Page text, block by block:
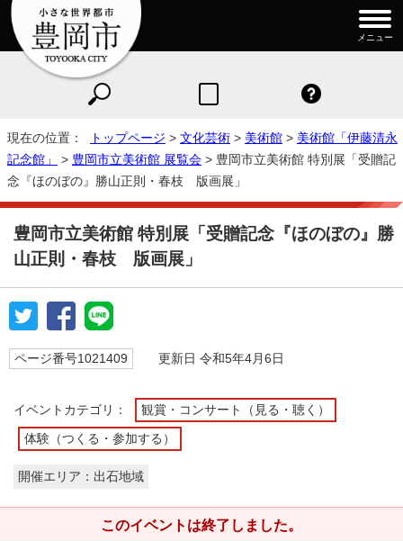
メニュー
現在の位置： トップページ > 文化芸術 > 美術館 > 美術館「伊藤清永
記念館」
> 豊岡市立美術館 展覧会 > 豊岡市立美術館 特別展「受贈記
念『ほのぼの』勝山正則・春枝 版画展」
豊岡市立美術館 特別展「受贈記念『ほのぼの』勝
山正則・春枝 版画展」
ページ番号1021409 更新日 令和5年4月6日
イベントカテゴリ： 観賞・コンサート（見る・聴く）
体験（つくる・参加する）
開催エリア：出石地域
このイベントは終了しました。